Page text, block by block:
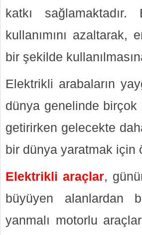
katkı
kullanımını azaltarak,
bir şekilde
Elektrikli arabaların
dünya genelinde
getirirken gelecekte
bir dünya yaratmak için
Elektrikli araçlar,
büyüyen alanlardan
yanmalı motorlu